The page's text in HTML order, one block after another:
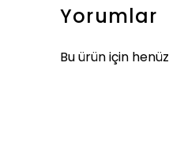
Yorumlar
Bu ürün için